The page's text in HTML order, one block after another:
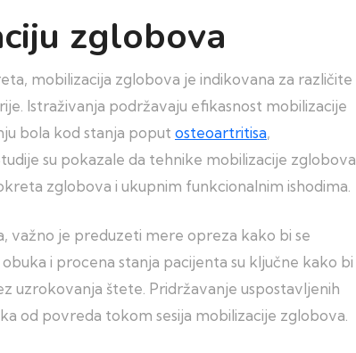
zglobova
mobilizacija zglobova je indikovana za različite
Istraživanja podržavaju efikasnost mobilizacije
bola kod stanja poput osteoartritisa,
su pokazale da tehnike mobilizacije zglobova
zglobova i ukupnim funkcionalnim ishodima.
važno je preduzeti mere opreza kako bi se
i procena stanja pacijenta su ključne kako bi
uzrokovanja štete. Pridržavanje uspostavljenih
od povreda tokom sesija mobilizacije zglobova.